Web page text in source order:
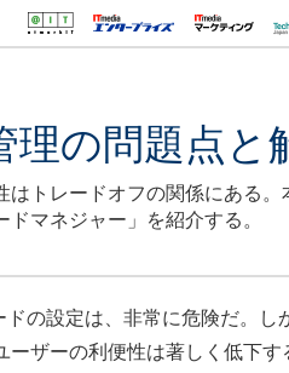
の問題点と
トレードオフの関係にある
マネジャー」を紹介する。
の設定は、非常に危険だ。し
ザーの利便性は著しく低下